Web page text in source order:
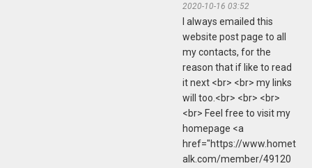
2020-10-16 03:52
I always emailed this
website post page to all
my contacts, for the
reason that if like to read
it next <br> <br> my links
will too.<br> <br> <br>
<br> Feel free to visit my
homepage <a
href="https://www.homet
alk.com/member/49120